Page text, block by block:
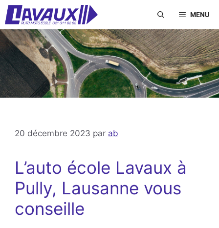
Aller
au
contenu
MENU
20 décembre 2023 par ab
L’auto école Lavaux à
Pully, Lausanne vous
conseille